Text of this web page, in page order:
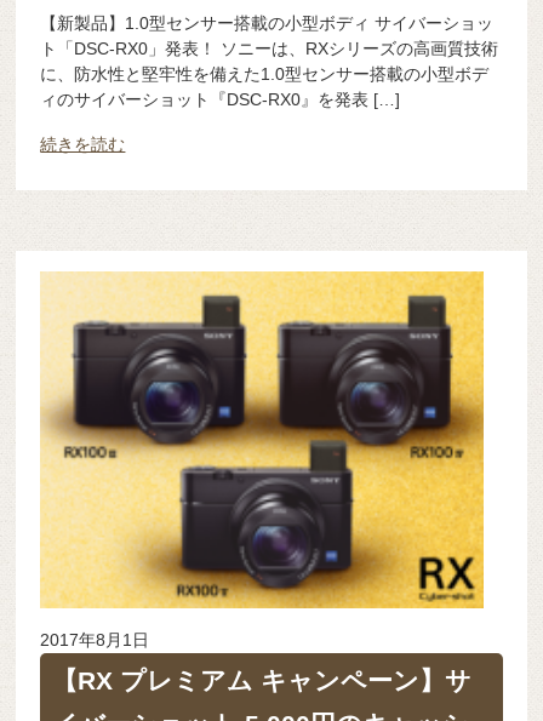
【新製品】1.0型センサー搭載の小型ボディ サイバーショッ
ト「DSC-RX0」発表！ ソニーは、RXシリーズの高画質技術
に、防水性と堅牢性を備えた1.0型センサー搭載の小型ボデ
ィのサイバーショット『DSC-RX0』を発表 […]
続きを読む
2017年8月1日
【RX プレミアム キャンペーン】サ